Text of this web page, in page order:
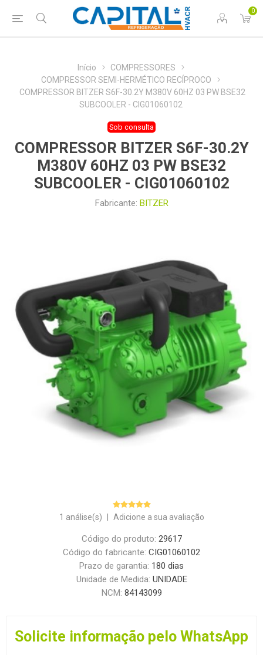
0
Início
COMPRESSORES
COMPRESSOR SEMI-HERMÉTICO RECÍPROCO
COMPRESSOR BITZER S6F-30.2Y M380V 60HZ 03 PW BSE32
SUBCOOLER - CIG01060102
Sob consulta
COMPRESSOR BITZER S6F-30.2Y
M380V 60HZ 03 PW BSE32
SUBCOOLER - CIG01060102
Fabricante: BITZER
1 análise(s) Adicione a sua avaliação
Código do produto: 29617
Código do fabricante: CIG01060102
Prazo de garantia: 180 dias
Unidade de Medida: UNIDADE
NCM: 84143099
Solicite informação pelo WhatsApp